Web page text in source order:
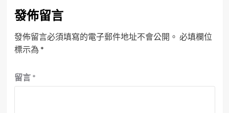
發佈留言
發佈留言必須填寫的電子郵件地址不會公開。 必填欄位
標示為 *
留言 *